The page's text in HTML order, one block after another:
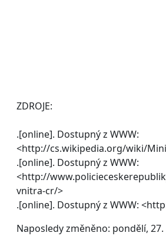
ZDROJE:
.[online]. Dostupný z WWW:
<http://cs.wikipedia.org/wiki/
.[online]. Dostupný z WWW:
<http://
vnitra-cr/>
.[online]. Dostupný z WWW:
Naposledy změněno: pondělí, 27.